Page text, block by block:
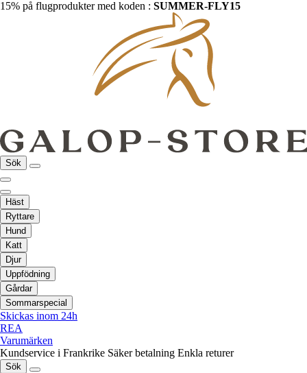
15% på flugprodukter med koden : SUMMER-FLY15
Sök
Häst
Ryttare
Hund
Katt
Djur
Uppfödning
Gårdar
Sommarspecial
Skickas inom 24h
REA
Varumärken
Kundservice i Frankrike Säker betalning Enkla returer
Sök